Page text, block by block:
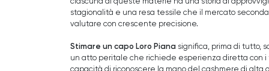
stagionalità e una resa tessile che il mercato
valutare con crescente precisione.
Stimare un capo Loro Piana significa, prima di tutto,
un atto peritale che richiede esperienza diretta con i
capacità di riconoscere la mano del cashmere di alta